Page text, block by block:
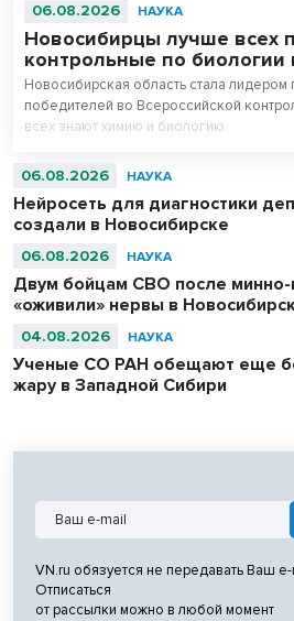
06.08.2026 НАУКА
Новосибирцы лучше всех
контрольные по биологии
Новосибирская область стала лидером
победителей во Всероссийской
всех знают химию и биологию.
06.08.2026 НАУКА
Нейросеть для диагностики
создали в Новосибирске
06.08.2026 НАУКА
Двум бойцам СВО после
«оживили» нервы в
04.08.2026 НАУКА
Ученые СО РАН обещают еще
жару в Западной Сибири
VN.ru обязуется не передавать Ваш e-
Отписаться
от рассылки можно в любой момент